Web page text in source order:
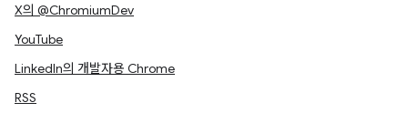
X의 @ChromiumDev
YouTube
LinkedIn의 개발자용 Chrome
RSS